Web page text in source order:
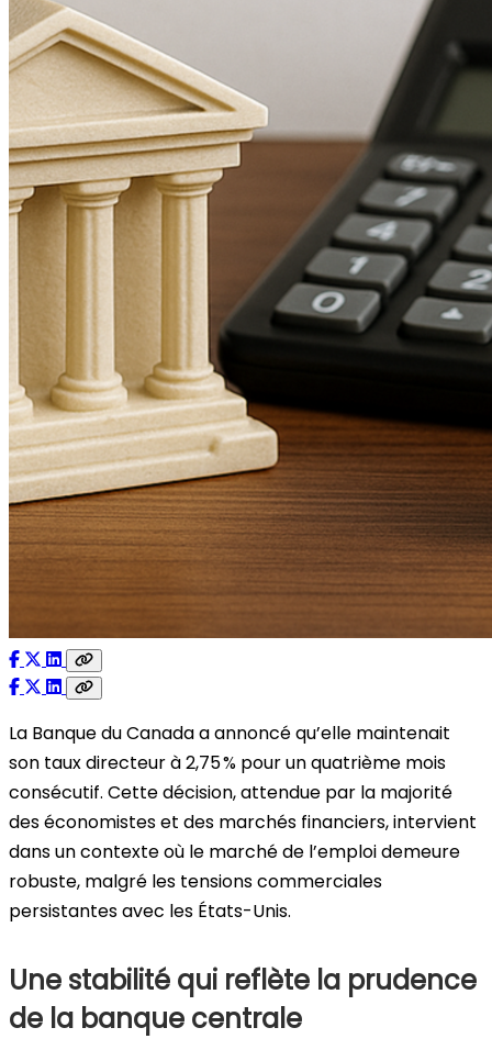
La Banque du Canada a annoncé qu’elle maintenait
son taux directeur à 2,75 % pour un quatrième mois
consécutif. Cette décision, attendue par la majorité
des économistes et des marchés financiers, intervient
dans un contexte où le marché de l’emploi demeure
robuste, malgré les tensions commerciales
persistantes avec les États-Unis.
Une stabilité qui reflète la prudence
de la banque centrale